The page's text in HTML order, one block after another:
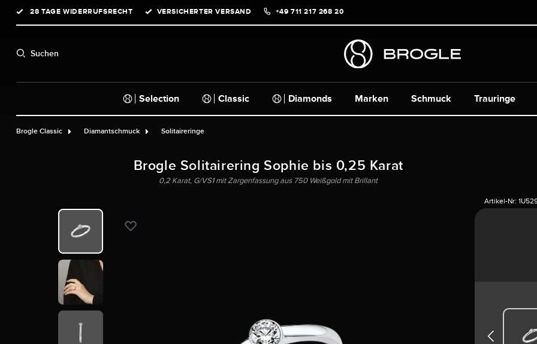
Zur Hauptnavigation springen
28 TAGE WIDERRUFSRECHT VERSICHERTER VERSAND +49 711 217 268 20
Suchen
Selection Classic Diamonds Marken Schmuck Trauringe
Brogle Classic Diamantschmuck Solitaireringe
Brogle Solitairering Sophie bis 0,25 Karat
0,2 Karat, G/VS1 mit Zargenfassung aus 750 Weißgold mit Brillant
Artikel-Nr: